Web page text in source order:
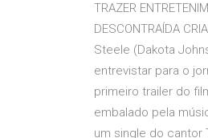
TRAZER
DESCONTRAÍDA
Steele (Dakota
entrevistar para o
primeiro trailer do
embalado pela
um single do cantor